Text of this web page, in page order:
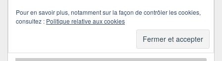
éditions sont top ! Nous allons donc bientôt
découvrir le fameux « Voyage » grâce à
vous. Bravo et mille merci ! Gros bisous
Pour en savoir plus, notamment sur la façon de contrôler les cookies,
consultez : Politique relative aux cookies